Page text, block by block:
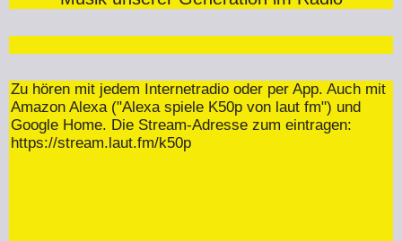
Zu hören mit jedem Internetradio oder per App. Auch mit
Amazon Alexa ("Alexa spiele K50p von laut fm") und
Google Home. Die Stream-Adresse zum eintragen:
https://stream.laut.fm/k50p